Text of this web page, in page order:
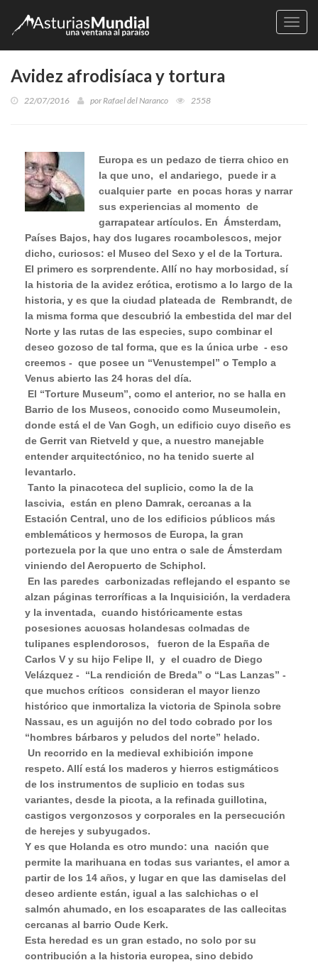
Avidez afrodisíaca y tortura
22/07/2016 porRafael del Naranco 2558
Europa es un pedazo de tierra chico en
la que uno, el andariego,
puede ir a
cualquier parte en pocas horas y narrar
sus experiencias al momento de
garrapatear artículos. En Ámsterdam,
Países Bajos, hay dos lugares rocambolescos, mejor
dicho, curiosos: el Museo del Sexo y el de la Tortura.
El primero es sorprendente. Allí no hay morbosidad, sí
la historia de la avidez erótica, erotismo a lo largo de la
historia, y es que la ciudad plateada de Rembrandt, de
la misma forma que descubrió la embestida del mar del
Norte y las rutas de las especies, supo combinar el
deseo gozoso de tal forma, que es la única urbe - eso
creemos - que posee un “Venustempel” o Templo a
Venus abierto las 24 horas del día.
El “Torture Museum”, como el anterior, no se halla en
Barrio de los Museos, conocido como Museumolein,
donde está el de Van Gogh, un edificio cuyo diseño es
de Gerrit van Rietveld y que, a nuestro manejable
entender arquitectónico, no ha tenido suerte al
levantarlo.
Tanto la pinacoteca del suplicio, como la de la
lascivia, están en pleno Damrak, cercanas a la
Estación Central, uno de los edificios públicos más
emblemáticos y hermosos de Europa, la gran
portezuela por la que uno entra o sale de Ámsterdam
viniendo del Aeropuerto de Schiphol.
En las paredes carbonizadas reflejando el espanto se
alzan páginas terroríficas a la Inquisición, la verdadera
y la inventada, cuando históricamente estas
posesiones acuosas holandesas colmadas de
tulipanes esplendorosos,
fueron de la España de
Carlos V y su hijo Felipe II, y el cuadro de Diego
Velázquez -
“La rendición de Breda” o “Las Lanzas” -
que muchos críticos consideran el mayor lienzo
histórico que inmortaliza la victoria de Spinola sobre
Nassau, es un aguijón no del todo cobrado por los
“hombres bárbaros y peludos del norte” helado.
Un recorrido en la medieval exhibición impone
respeto. Allí está los maderos y hierros estigmáticos
de los instrumentos de suplicio en todas sus
variantes, desde la picota, a la refinada guillotina,
castigos vergonzosos y corporales en la persecución
de herejes y subyugados.
Y es que Holanda es otro mundo: una nación que
permite la marihuana en todas sus variantes, el amor a
partir de los 14 años, y lugar en que las damiselas del
deseo ardiente están, igual a las salchichas o el
salmón ahumado, en los escaparates de las callecitas
cercanas al barrio Oude Kerk.
Esta heredad es un gran estado, no solo por su
contribución a la historia europea, sino debido